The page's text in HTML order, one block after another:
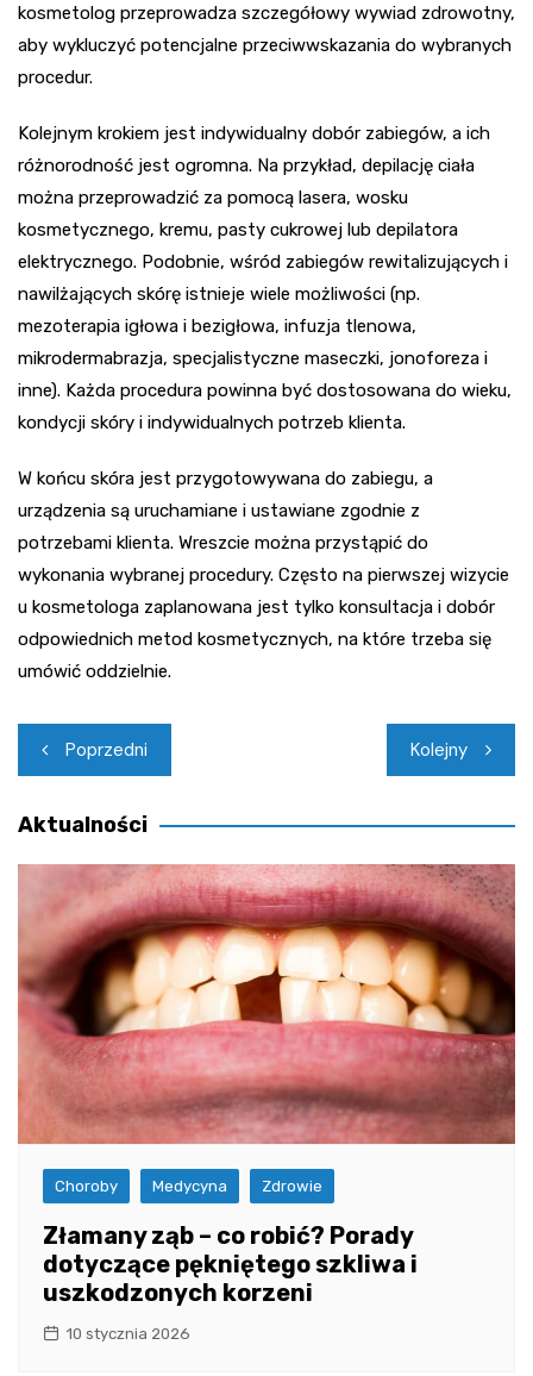
kosmetolog przeprowadza szczegółowy wywiad zdrowotny,
aby wykluczyć potencjalne przeciwwskazania do wybranych
procedur.
Kolejnym krokiem jest indywidualny dobór zabiegów, a ich
różnorodność jest ogromna. Na przykład, depilację ciała
można przeprowadzić za pomocą lasera, wosku
kosmetycznego, kremu, pasty cukrowej lub depilatora
elektrycznego. Podobnie, wśród zabiegów rewitalizujących i
nawilżających skórę istnieje wiele możliwości (np.
mezoterapia igłowa i bezigłowa, infuzja tlenowa,
mikrodermabrazja, specjalistyczne maseczki, jonoforeza i
inne). Każda procedura powinna być dostosowana do wieku,
kondycji skóry i indywidualnych potrzeb klienta.
W końcu skóra jest przygotowywana do zabiegu, a
urządzenia są uruchamiane i ustawiane zgodnie z
potrzebami klienta. Wreszcie można przystąpić do
wykonania wybranej procedury. Często na pierwszej wizycie
u kosmetologa zaplanowana jest tylko konsultacja i dobór
odpowiednich metod kosmetycznych, na które trzeba się
umówić oddzielnie.
Nawigacja
wpisu
Poprzedni Kolejny
Aktualności
Choroby Medycyna Zdrowie
Złamany ząb – co robić? Porady
dotyczące pękniętego szkliwa i
uszkodzonych korzeni
10 stycznia 2026